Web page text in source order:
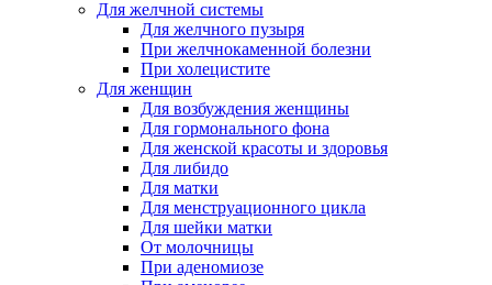
Для желчной системы
Для желчного пузыря
При желчнокаменной болезни
При холецистите
Для женщин
Для возбуждения женщины
Для гормонального фона
Для женской красоты и здоровья
Для либидо
Для матки
Для менструационного цикла
Для шейки матки
От молочницы
При аденомиозе